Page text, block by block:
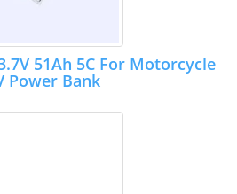
51Ah 5C For Motorcycle
Power Bank